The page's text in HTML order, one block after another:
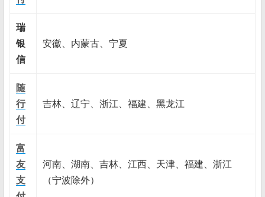
瑞
银
信
安徽、内蒙古、宁夏
随
行
付
吉林、辽宁、浙江、福建、黑龙江
富
友
支
河南、湖南、吉林、江西、天津、福建、浙江
（宁波除外）